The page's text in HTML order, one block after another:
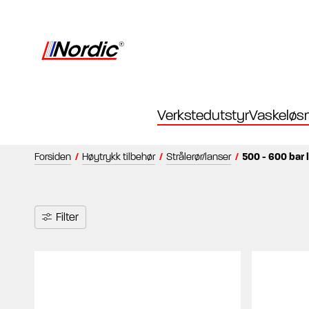
Verkstedutstyr
Forsiden / Høytrykk tilbehør / Strålerør/lanser / 500 - 600 bar
Filter